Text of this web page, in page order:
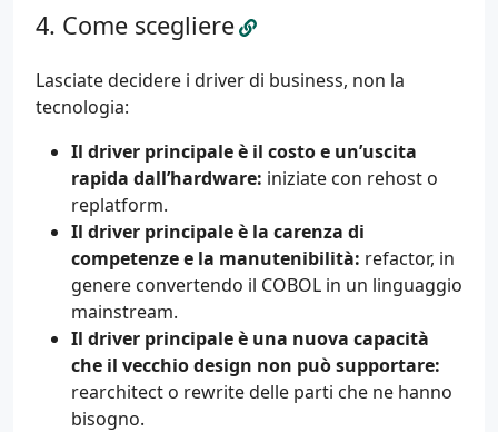
Come scegliere
Lasciate decidere i driver di business, non la
tecnologia:
Il driver principale è il costo e un’uscita
rapida dall’hardware: iniziate con rehost o
replatform.
Il driver principale è la carenza di
competenze e la manutenibilità: refactor, in
genere convertendo il COBOL in un linguaggio
mainstream.
Il driver principale è una nuova capacità
che il vecchio design non può supportare:
rearchitect o rewrite delle parti che ne hanno
bisogno.